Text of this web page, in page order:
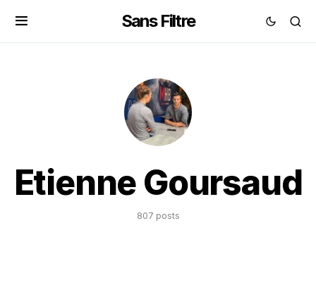
Sans Filtre
Etienne Goursaud
807 posts